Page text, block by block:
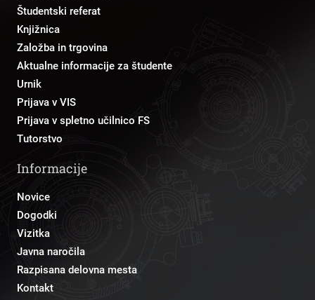
Študentski referat
Knjižnica
Založba in trgovina
Aktualne informacije za študente
Urnik
Prijava v VIS
Prijava v spletno učilnico FS
Tutorstvo
Informacije
Novice
Dogodki
Vizitka
Javna naročila
Razpisana delovna mesta
Kontakt